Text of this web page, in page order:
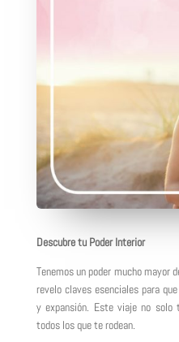
Descubre tu Poder Interior
Tenemos un poder mucho mayor
revelo claves esenciales para
y expansión. Este viaje no
todos los que te rodean.